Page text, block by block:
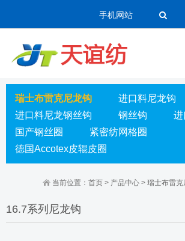
手机网站
瑞士布雷克尼龙钩
进口料尼龙钩
进口料尼龙钢丝钩
钢丝钩
进
国产钢丝圈
紧密纺网格圈
德国Accotex皮辊皮圈
当前位置： 首页 > 产品中心 > 瑞士布雷克
16.7系列尼龙钩